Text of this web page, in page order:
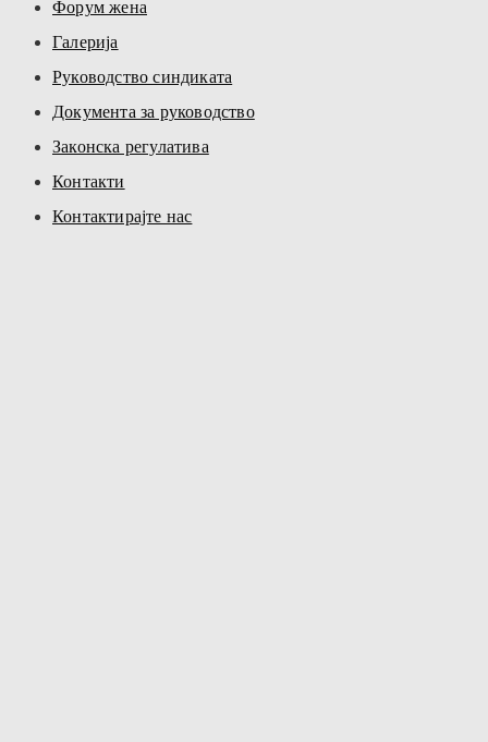
Форум жена
Галерија
Руководство синдиката
Документа за руководство
Законска регулатива
Контакти
Контактирајте нас